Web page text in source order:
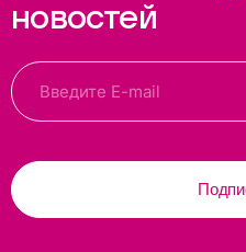
новостей